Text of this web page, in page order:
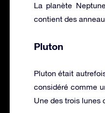
La planète
contient des
Pluton
Pluton était
considéré comme
Une des trois lunes